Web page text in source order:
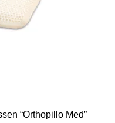
“Orthopillo Med”